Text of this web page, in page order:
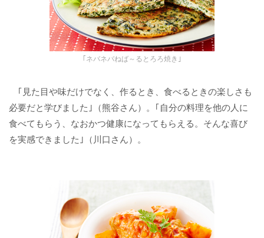
｢ネバネバねば～るとろろ焼き｣
｢見た目や味だけでなく、作るとき、食べるときの楽しさも
必要だと学びました｣（熊谷さん）。｢自分の料理を他の人に
食べてもらう、なおかつ健康になってもらえる。そんな喜び
を実感できました｣（川口さん）。